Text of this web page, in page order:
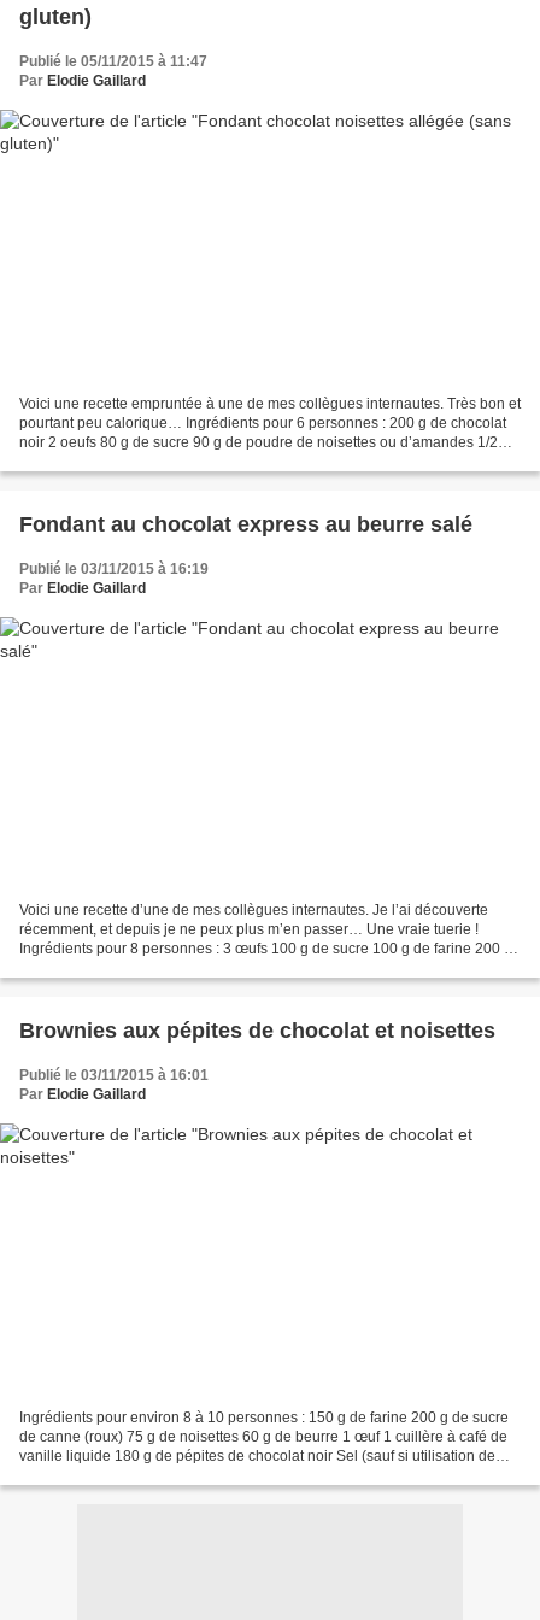
gluten)
Publié le 05/11/2015 à 11:47
Par Elodie Gaillard
Voici une recette empruntée à une de mes collègues internautes. Très bon et
pourtant peu calorique… Ingrédients pour 6 personnes : 200 g de chocolat
noir 2 oeufs 80 g de sucre 90 g de poudre de noisettes ou d’amandes 1/2
Fondant au chocolat express au beurre salé
Publié le 03/11/2015 à 16:19
Par Elodie Gaillard
Voici une recette d’une de mes collègues internautes. Je l’ai découverte
récemment, et depuis je ne peux plus m’en passer… Une vraie tuerie !
Ingrédients pour 8 personnes : 3 œufs 100 g de sucre 100 g de farine 200 g
Brownies aux pépites de chocolat et noisettes
Publié le 03/11/2015 à 16:01
Par Elodie Gaillard
Ingrédients pour environ 8 à 10 personnes : 150 g de farine 200 g de sucre
de canne (roux) 75 g de noisettes 60 g de beurre 1 œuf 1 cuillère à café de
vanille liquide 180 g de pépites de chocolat noir Sel (sauf si utilisation de